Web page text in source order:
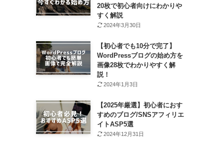
20枚で初心者向けにわかりや
すく解説
2024年3月30日
【初心者でも10分で完了】
WordPressブログの始め方を
画像28枚でわかりやすく解
説！
2024年1月3日
【2025年厳選】初心者におす
すめのブログ/SNSアフィリエ
イトASP5選
2024年12月31日